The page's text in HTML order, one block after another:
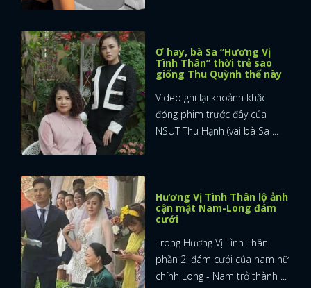
Ơ hay, bà Sa “Hương Vị
Tình Thân” thời trẻ sao
giống Thu Quỳnh thế này
Video ghi lại khoảnh khắc
đóng phim trước đây của
NSUT Thu Hạnh (vai bà Sa ...
Hương Vị Tình Thân lộ ảnh
cận mặt Nam-Long đám
cưới
Trong Hương Vị Tình Thân
phần 2, đám cưới của nam nữ
chính Long - Nam trở thành ...